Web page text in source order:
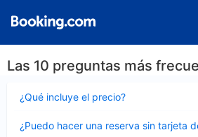
Las 10 preguntas más
¿Qué incluye el precio?
cerrado
¿Puedo hacer una reserva sin tarjeta
cerrado